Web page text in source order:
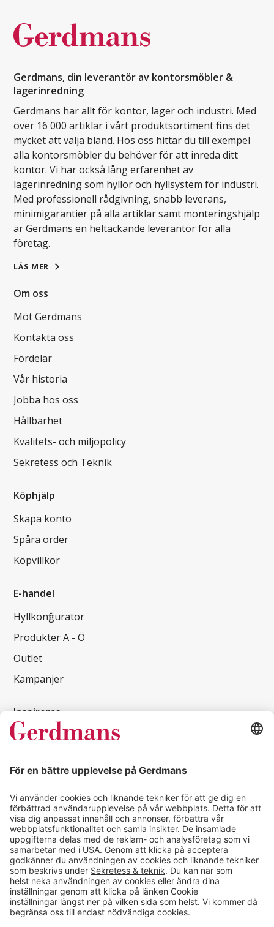
Gerdmans, din leverantör av kontorsmöbler &
lagerinredning
Gerdmans har allt för kontor, lager och industri. Med
över 16 000 artiklar i vårt produktsortiment finns det
mycket att välja bland. Hos oss hittar du till exempel
alla kontorsmöbler du behöver för att inreda ditt
kontor. Vi har också lång erfarenhet av
lagerinredning som hyllor och hyllsystem för industri.
Med professionell rådgivning, snabb leverans,
minimigarantier på alla artiklar samt monteringshjälp
är Gerdmans en heltäckande leverantör för alla
företag.
LÄS MER
Om oss
Möt Gerdmans
Kontakta oss
Fördelar
Vår historia
Jobba hos oss
Hållbarhet
Kvalitets- och miljöpolicy
Sekretess och Teknik
Köphjälp
Skapa konto
Spåra order
Köpvillkor
E-handel
Hyllkonfigurator
Produkter A - Ö
Outlet
Kampanjer
Inspireras
Kundcase
Läsvärt
Kontakt
info@gerdmans.se
0433-740 80
Kundservice öppettider
Vardagar 07.30-17.00